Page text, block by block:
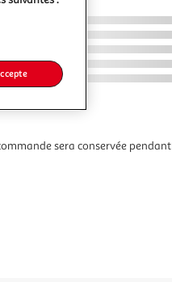
sera conservée